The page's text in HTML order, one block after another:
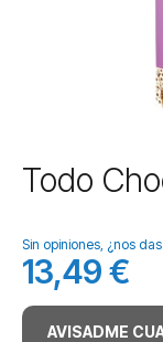
Saltar
al
de
la
galería
de
imágenes
Todo
Sin opiniones, ¿nos
13,49 €
AVISADME